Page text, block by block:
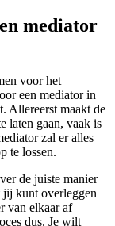
mediator
voor het
een mediator in
Allereerst maakt de
laten gaan, vaak is
zal er alles
te lossen.
de juiste manier
jij kunt overleggen
van elkaar af
dus. Je wilt